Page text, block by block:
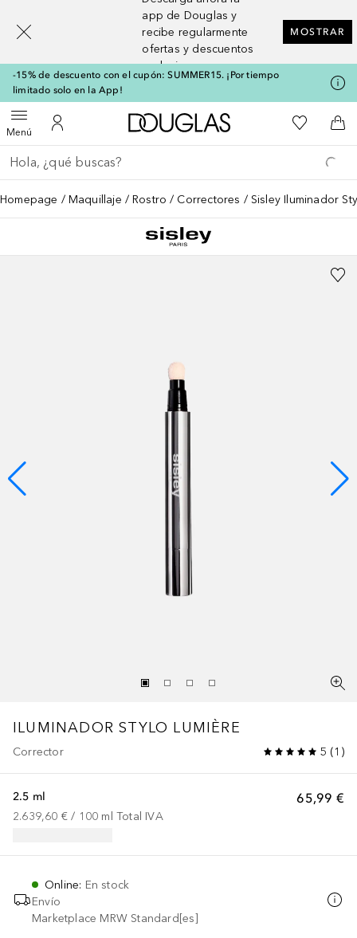
app de Douglas y
recibe regularmente
ofertas y descuentos
exclusivos
MOSTRAR
-15% de descuento con el cupón: SUMMER15. ¡Por tiempo
limitado solo en la App!
MenúAbrir menúMi cuenta
A Douglas HomeMi lista de
A
Regresar
Ejecutar búsqueda
Homepage Maquillaje Rostro Correctores Sisley Iluminador
ILUMINADOR STYLO LUMIÈRE
Corrector 5 (1 )
65,99 €
2.5 ml
2.639,60 € / 100 ml Total IVA
Online: En stock
Envío
Marketplace MRW Standard[es]
[navigation.slideout.screenreader]